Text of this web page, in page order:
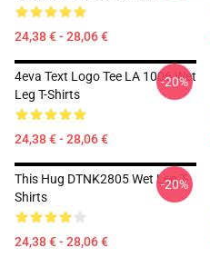
24,38 € - 28,06 €
4eva Text Logo Tee LA 1006 Wet
Leg T-Shirts
24,38 € - 28,06 €
-20%
This Hug DTNK2805 Wet Leg T-
Shirts
24,38 € - 28,06 €
-20%